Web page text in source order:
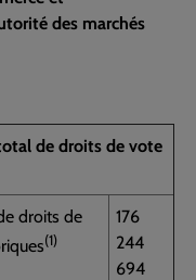
des marchés
de droits de vote
droits de
(1)
176
244
694